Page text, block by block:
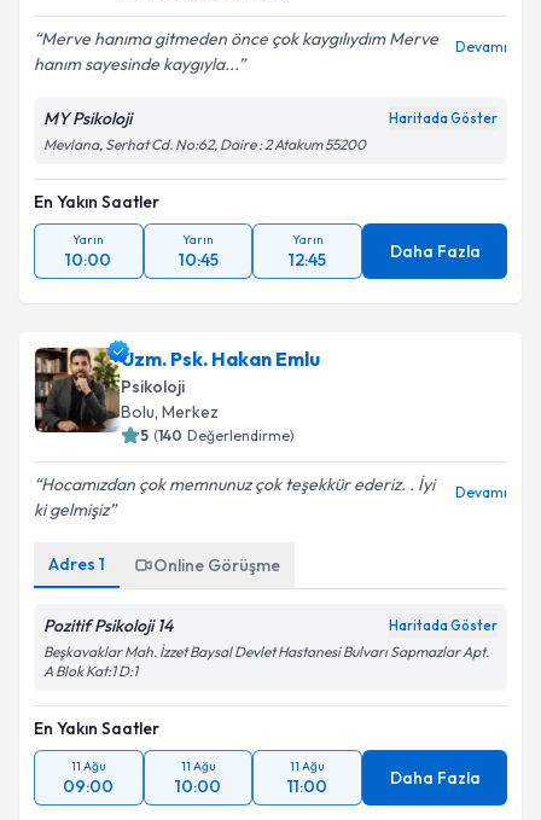
Merve hanıma gitmeden önce çok kaygılıydım Merve
hanım sayesinde kaygıyla...
Devamı
MY Psikoloji Haritada Göster
Mevlana, Serhat Cd. No:62, Daire : 2 Atakum 55200
En Yakın Saatler
Yarın
10:00
Yarın
10:45
Yarın
12:45 Daha Fazla
Uzm. Psk. Hakan Emlu
Psikoloji
Bolu, Merkez
5 (140 Değerlendirme)
Hocamızdan çok memnunuz çok teşekkür ederiz. . İyi
ki gelmişiz
Devamı
Adres 1 Online Görüşme
Pozitif Psikoloji 14 Haritada Göster
Beşkavaklar Mah. İzzet Baysal Devlet Hastanesi Bulvarı Sapmazlar Apt.
A Blok Kat:1 D:1
En Yakın Saatler
11 Ağu
09:00
11 Ağu
10:00
11 Ağu
11:00 Daha Fazla